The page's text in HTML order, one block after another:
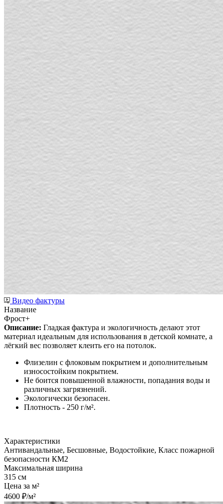
Видео фактуры
Название
Фрост+
Описание: Гладкая фактура и экологичность делают этот
материал идеальным для использования в детской комнате, а
лёгкий вес позволяет клеить его на потолок.
Флизелин с флоковым покрытием и дополнительным
износостойким покрытием.
Не боится повышенной влажности, попадания воды и
различных загрязнений.
Экологически безопасен.
Плотность - 250 г/м².
Характеристики
Антивандальные, Бесшовные, Водостойкие, Класс пожарной
безопасности КМ2
Максимальная ширина
315 см
Цена за м²
4600 ₽/м²